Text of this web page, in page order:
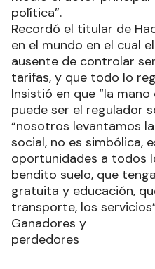
política”.
Recordó el titular de
en el mundo en el cual
ausente de controlar
tarifas, y que todo lo
Insistió en que “la
puede ser el regulador
“nosotros levantamos
social, no es simbólica,
oportunidades a todos
bendito suelo, que
gratuita y educación,
transporte, los
Ganadores y
perdedores